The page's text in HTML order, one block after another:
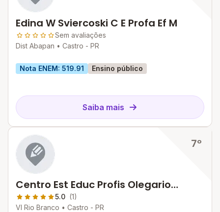
Edina W Sviercoski C E Profa Ef M
Sem avaliações
Dist Abapan • Castro - PR
Nota ENEM: 519.91 Ensino público
Saiba mais
7º
Centro Est Educ Profis Olegario
Macedo5.0 (1)
Vl Rio Branco • Castro - PR